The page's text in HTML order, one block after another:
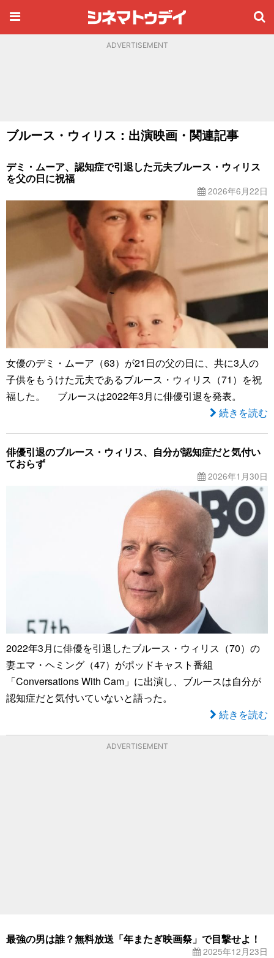
ADVERTISEMENT
ブルース・ウィリス：出演映画・関連記事
デミ・ムーア、認知症で引退した元夫ブルース・ウィリス
を父の日に祝福
2026年6月22日
女優のデミ・ムーア（63）が21日の父の日に、共に3人の
子供をもうけた元夫であるブルース・ウィリス（71）を祝
福した。 ブルースは2022年3月に俳優引退を発表。
続きを読む
俳優引退のブルース・ウィリス、自分が認知症だと気付い
ておらず
2026年1月30日
2022年3月に俳優を引退したブルース・ウィリス（70）の
妻エマ・ヘミング（47）がポッドキャスト番組
「Conversations With Cam」に出演し、ブルースは自分が
認知症だと気付いていないと語った。
続きを読む
ADVERTISEMENT
最強の男は誰？無料放送「年またぎ映画祭」で目撃せよ！
2025年12月23日